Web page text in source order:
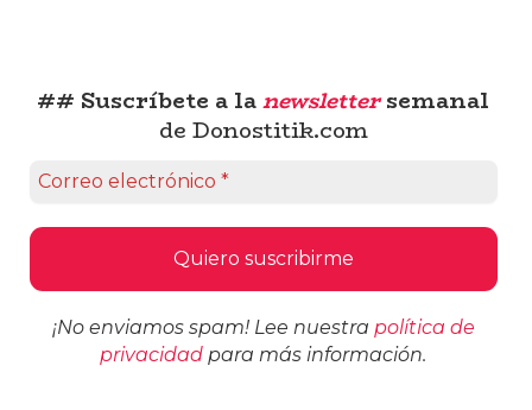
## Suscríbete a lanewslettersemanal
de Donostitik.com
¡No enviamos spam! Lee nuestra política de
privacidad para más información.